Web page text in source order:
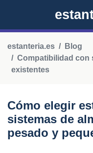
estanteria.es
Blog
Compatibilidad con
existentes
Cómo elegir
sistemas de
pesado y